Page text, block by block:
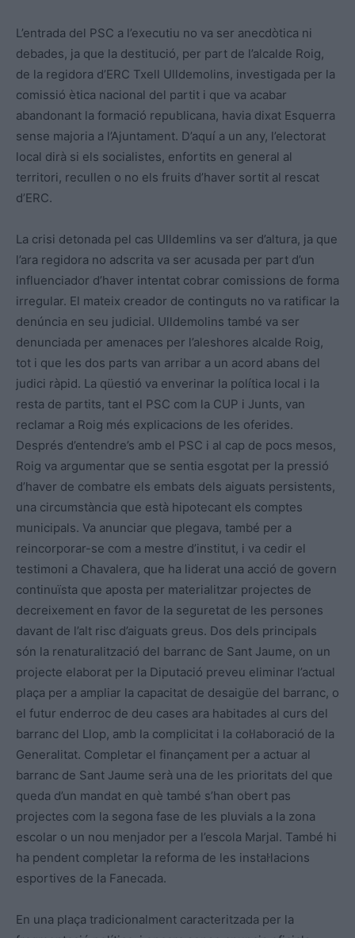
L’entrada del PSC a l’executiu no va ser anecdòtica ni
debades, ja que la destitució, per part de l’alcalde Roig,
de la regidora d’ERC Txell Ulldemolins, investigada per la
comissió ètica nacional del partit i que va acabar
abandonant la formació republicana, havia dixat Esquerra
sense majoria a l’Ajuntament. D’aquí a un any, l’electorat
local dirà si els socialistes, enfortits en general al
territori, recullen o no els fruits d’haver sortit al rescat
d’ERC.
La crisi detonada pel cas Ulldemlins va ser d’altura, ja que
l’ara regidora no adscrita va ser acusada per part d’un
influenciador d’haver intentat cobrar comissions de forma
irregular. El mateix creador de continguts no va ratificar la
denúncia en seu judicial. Ulldemolins també va ser
denunciada per amenaces per l’aleshores alcalde Roig,
tot i que les dos parts van arribar a un acord abans del
judici ràpid. La qüestió va enverinar la política local i la
resta de partits, tant el PSC com la CUP i Junts, van
reclamar a Roig més explicacions de les oferides.
Després d’entendre’s amb el PSC i al cap de pocs mesos,
Roig va argumentar que se sentia esgotat per la pressió
d’haver de combatre els embats dels aiguats persistents,
una circumstància que està hipotecant els comptes
municipals. Va anunciar que plegava, també per a
reincorporar-se com a mestre d’institut, i va cedir el
testimoni a Chavalera, que ha liderat una acció de govern
continuïsta que aposta per materialitzar projectes de
decreixement en favor de la seguretat de les persones
davant de l’alt risc d’aiguats greus. Dos dels principals
són la renaturalització del barranc de Sant Jaume, on un
projecte elaborat per la Diputació preveu eliminar l’actual
plaça per a ampliar la capacitat de desaigüe del barranc, o
el futur enderroc de deu cases ara habitades al curs del
barranc del Llop, amb la complicitat i la col·laboració de la
Generalitat. Completar el finançament per a actuar al
barranc de Sant Jaume serà una de les prioritats del que
queda d’un mandat en què també s’han obert pas
projectes com la segona fase de les pluvials a la zona
escolar o un nou menjador per a l’escola Marjal. També hi
ha pendent completar la reforma de les instal·lacions
esportives de la Fanecada.
En una plaça tradicionalment caracteritzada per la